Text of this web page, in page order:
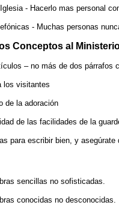
- Hacerlo mas personal
- Muchas personas
Conceptos al
– no más de dos
los visitantes
de la adoración
de las facilidades de la
para escribir bien, y
sencillas no sofisticadas.
conocidas no desconocidas.